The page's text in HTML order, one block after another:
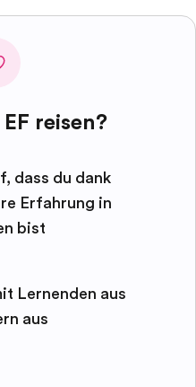
reisen?
dass du dank
Erfahrung in
bist
Lernenden aus
aus